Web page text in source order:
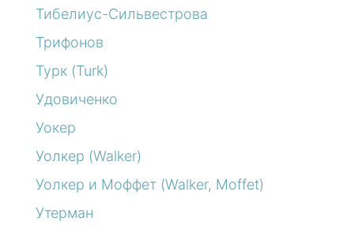
Тибелиус-Сильвестрова
Трифонов
Турк (Turk)
Удовиченко
Уокер
Уолкер (Walker)
Уолкер и Моффет (Walker, Moffet)
Утерман